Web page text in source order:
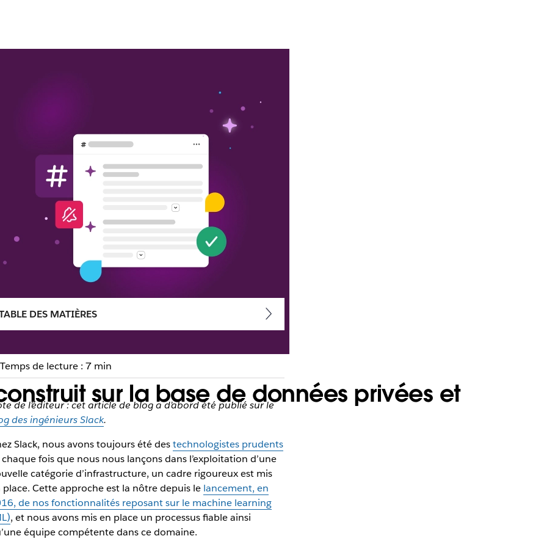
sur la base de données privées et
DES MATIÈRES
Temps de lecture : 7 min
de l’éditeur : cet article de blog a d’abord été publié sur le
des ingénieurs Slack.
Slack, nous avons toujours été destechnologistes prudents
chaque fois que nous nous lançons dans l’exploitation d’une
catégorie d’infrastructure, un cadre rigoureux est mis
place. Cette approche est la nôtre depuis le lancement, en
de nos fonctionnalités reposant sur le machine learning
, et nous avons mis en place un processus fiable ainsi
équipe compétente dans ce domaine.